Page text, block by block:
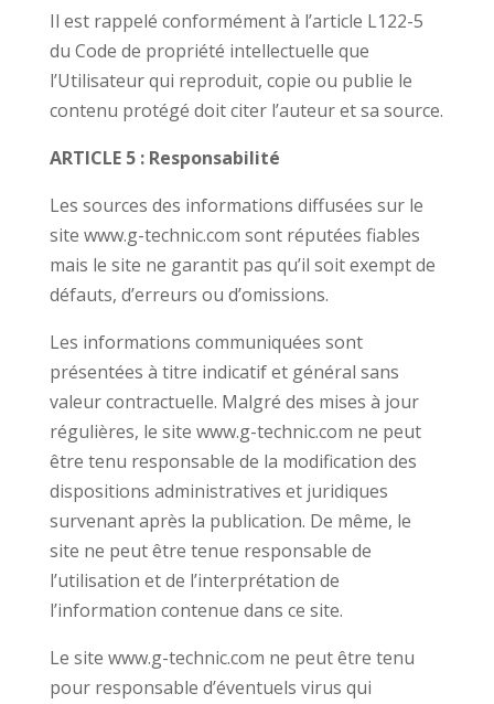
Il est rappelé conformément à l’article L122-5
du Code de propriété intellectuelle que
l’Utilisateur qui reproduit, copie ou publie le
contenu protégé doit citer l’auteur et sa source.
ARTICLE 5 : Responsabilité
Les sources des informations diffusées sur le
site www.g-technic.com sont réputées fiables
mais le site ne garantit pas qu’il soit exempt de
défauts, d’erreurs ou d’omissions.
Les informations communiquées sont
présentées à titre indicatif et général sans
valeur contractuelle. Malgré des mises à jour
régulières, le site www.g-technic.com ne peut
être tenu responsable de la modification des
dispositions administratives et juridiques
survenant après la publication. De même, le
site ne peut être tenue responsable de
l’utilisation et de l’interprétation de
l’information contenue dans ce site.
Le site www.g-technic.com ne peut être tenu
pour responsable d’éventuels virus qui